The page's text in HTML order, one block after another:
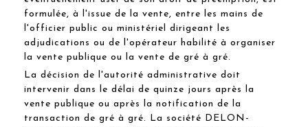
formulée, à l'issue de la vente, entre les mains de
l'officier public ou ministériel dirigeant les
adjudications ou de l'opérateur habilité à organiser
la vente publique ou la vente de gré à gré.
La décision de l'autorité administrative doit
intervenir dans le délai de quinze jours après la
vente publique ou après la notification de la
transaction de gré à gré. La société DELON-